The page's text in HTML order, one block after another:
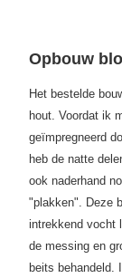
Opbouw
Het bestelde
hout. Voordat ik
geïmpregneerd
heb de natte
ook naderhand
"plakken". Deze
intrekkend vocht
de messing en
beits behandeld.